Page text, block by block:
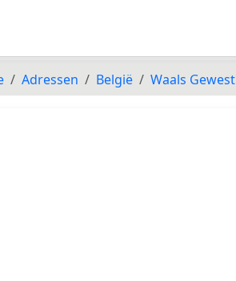
Adressen België Waals Gewest